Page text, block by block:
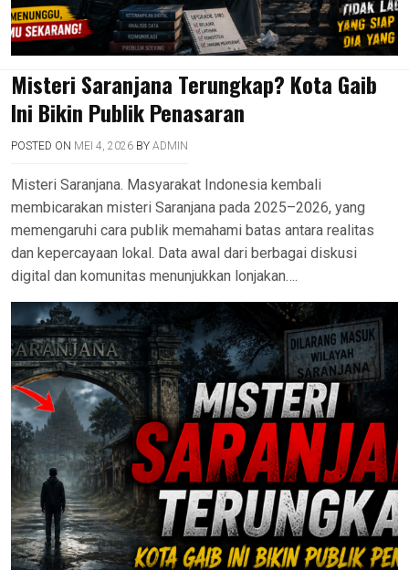
Misteri Saranjana Terungkap? Kota Gaib
Ini Bikin Publik Penasaran
POSTED ON MEI 4, 2026 BY ADMIN
Misteri Saranjana. Masyarakat Indonesia kembali
membicarakan misteri Saranjana pada 2025–2026, yang
memengaruhi cara publik memahami batas antara realitas
dan kepercayaan lokal. Data awal dari berbagai diskusi
digital dan komunitas menunjukkan lonjakan….